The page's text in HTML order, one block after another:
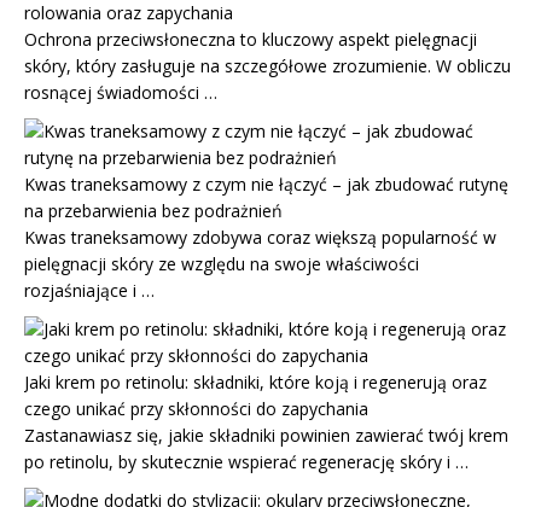
rolowania oraz zapychania
Ochrona przeciwsłoneczna to kluczowy aspekt pielęgnacji
skóry, który zasługuje na szczegółowe zrozumienie. W obliczu
rosnącej świadomości …
Kwas traneksamowy z czym nie łączyć – jak zbudować rutynę
na przebarwienia bez podrażnień
Kwas traneksamowy zdobywa coraz większą popularność w
pielęgnacji skóry ze względu na swoje właściwości
rozjaśniające i …
Jaki krem po retinolu: składniki, które koją i regenerują oraz
czego unikać przy skłonności do zapychania
Zastanawiasz się, jakie składniki powinien zawierać twój krem
po retinolu, by skutecznie wspierać regenerację skóry i …